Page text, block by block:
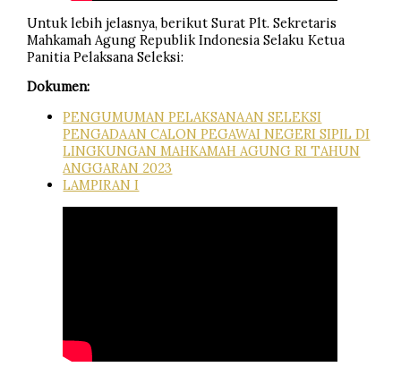
Untuk lebih jelasnya, berikut Surat Plt. Sekretaris
Mahkamah Agung Republik Indonesia Selaku Ketua
Panitia Pelaksana Seleksi:
Dokumen:
PENGUMUMAN PELAKSANAAN SELEKSI
PENGADAAN CALON PEGAWAI NEGERI SIPIL DI
LINGKUNGAN MAHKAMAH AGUNG RI TAHUN
ANGGARAN 2023
LAMPIRAN I